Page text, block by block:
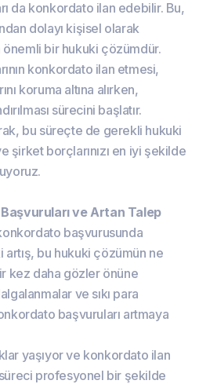
da konkordato ilan edebilir. Bu,
dolayı kişisel olarak
bir hukuki çözümdür.
konkordato ilan etmesi,
koruma altına alırken,
sürecini başlatır.
bu süreçte de gerekli hukuki
şirket borçlarınızı en iyi şekilde
ve Artan Talep
başvurusunda
artış, bu hukuki çözümün ne
kez daha gözler önüne
ve sıkı para
başvuruları artmaya
yaşıyor ve konkordato ilan
profesyonel bir şekilde